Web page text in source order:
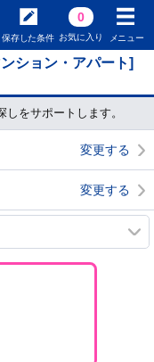
保存した条件
0
お気に入り メニュー
ション・アパート]
をサポートします。
変更する
変更する